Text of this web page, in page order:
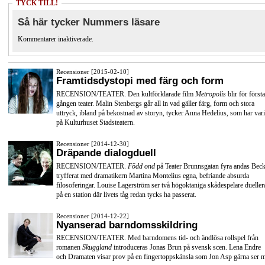
TYCK TILL!
Så här tycker Nummers läsare
Kommentarer inaktiverade.
Recensioner [2015-02-10]
Framtidsdystopi med färg och form
RECENSION/TEATER. Den kultförklarade film Metropolis blir för första
gången teater. Malin Stenbergs går all in vad gäller färg, form och stora
uttryck, ibland på bekostnad av storyn, tycker Anna Hedelius, som har
på Kulturhuset Stadsteatern.
Recensioner [2014-12-30]
Dräpande dialogduell
RECENSION/TEATER. Född ond på Teater Brunnsgatan fyra andas
tryfferat med dramatikern Martina Montelius egna, befriande absurda
filosoferingar. Louise Lagerström ser två högoktaniga skådespelare
på en station där livets tåg redan tycks ha passerat.
Recensioner [2014-12-22]
Nyanserad barndomsskildring
RECENSION/TEATER. Med barndomens tid- och ändlösa rollspel från
romanen Skuggland introduceras Jonas Brun på svensk scen. Lena Endre
och Dramaten visar prov på en fingertoppskänsla som Jon Asp gärna ser